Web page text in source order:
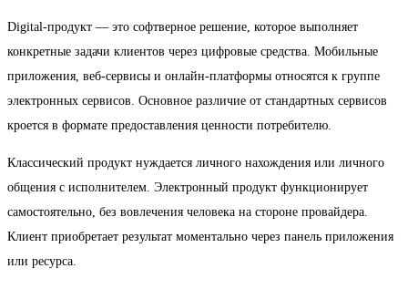
Digital-продукт — это софтверное решение, которое выполняет
конкретные задачи клиентов через цифровые средства. Мобильные
приложения, веб-сервисы и онлайн-платформы относятся к группе
электронных сервисов. Основное различие от стандартных сервисов
кроется в формате предоставления ценности потребителю.
Классический продукт нуждается личного нахождения или личного
общения с исполнителем. Электронный продукт функционирует
самостоятельно, без вовлечения человека на стороне провайдера.
Клиент приобретает результат моментально через панель приложения
или ресурса.